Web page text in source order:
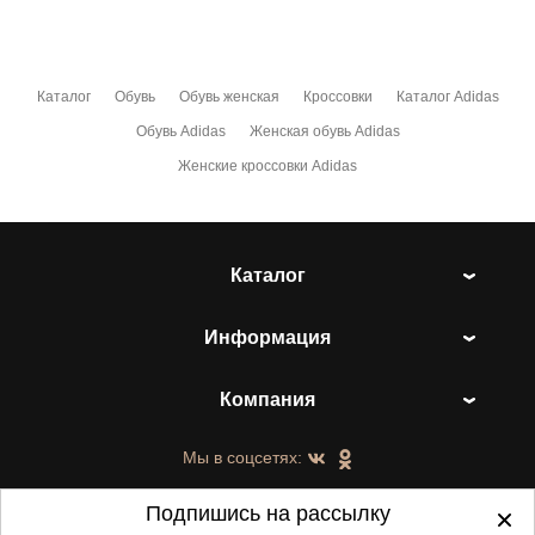
Каталог Обувь Обувь женская Кроссовки Каталог Adidas
Обувь Adidas Женская обувь Adidas
Женские кроссовки Adidas
Каталог
Информация
Компания
Мы в соцсетях:
Подпишись на рассылку